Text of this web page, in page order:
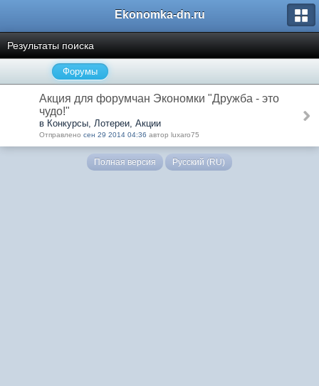
Ekonomka-dn.ru
Результаты поиска
Форумы
Акция для форумчан Экономки "Дружба - это
чудо!"
в Конкурсы, Лотереи, Акции
Отправлено сен 29 2014 04:36 автор luxaro75
Полная версия Русский (RU)